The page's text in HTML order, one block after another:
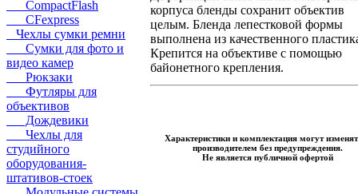
CompactFlash
CFexpress
Чехлы сумки ремни
Сумки для фото и
видео камер
Рюкзаки
Футляры для
объективов
Дождевики
Чехлы для
студийного
оборудования-
штативов-стоек
корпуса бленды сохранит объектив
целым. Бленда лепестковой формы
выполнена из качественного
Крепится на объективе с помощью
байонетного крепления.
Характеристики и комплектация могут
производителем без предупреждения.
Не является публичной офертой